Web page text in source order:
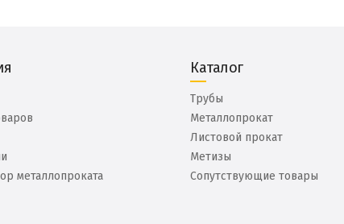
металлопроката
Каталог
Трубы
Металлопрокат
Листовой прокат
Метизы
Сопутствующие товары